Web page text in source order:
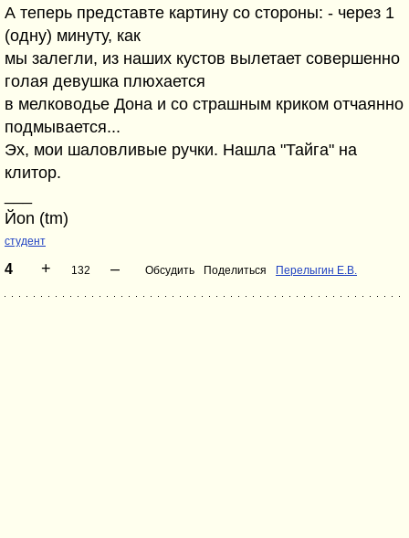
А теперь представте картину со стороны: - через 1
(одну) минуту, как
мы залегли, из наших кустов вылетает совершенно
голая девушка плюхается
в мелководье Дона и со страшным криком отчаянно
подмывается...
Эх, мои шаловливые ручки. Нашла "Тайга" на
клитор.
Йоn (tm)
студент
4 + 132 – Обсудить Поделиться Перелыгин Е.В.